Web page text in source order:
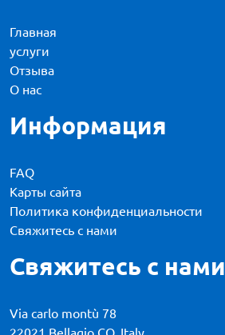
Главная
услуги
Отзыва
О нас
Информация
FAQ
Карты сайта
Политика конфиденциальности
Свяжитесь с нами
Свяжитесь с нами
Via carlo montù 78
22021 Bellagio CO, Italy